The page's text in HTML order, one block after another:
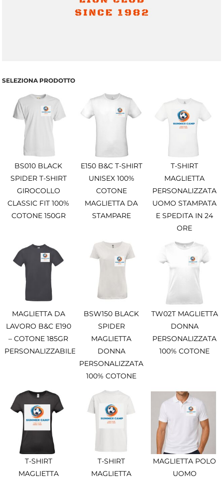
SELEZIONA PRODOTTO
BS010 BLACK
SPIDER T-SHIRT
GIROCOLLO
CLASSIC FIT 100%
COTONE 150GR
E150 B&C T-SHIRT
UNISEX 100%
COTONE
MAGLIETTA DA
STAMPARE
T-SHIRT
MAGLIETTA
PERSONALIZZATA
UOMO STAMPATA
E SPEDITA IN 24
ORE
MAGLIETTA DA
LAVORO B&C E190
– COTONE 185GR
PERSONALIZZABILE
BSW150 BLACK
SPIDER
MAGLIETTA
DONNA
PERSONALIZZATA
100% COTONE
TW02T MAGLIETTA
DONNA
PERSONALIZZATA
100% COTONE
T-SHIRT
MAGLIETTA
T-SHIRT
MAGLIETTA
MAGLIETTA POLO
UOMO